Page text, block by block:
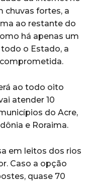
chuvas fortes, a
ao restante do
há apenas um
o Estado, a
ao todo oito
atender 10
do Acre,
e Roraima.
em leitos dos rios
Caso a opção
quase 70